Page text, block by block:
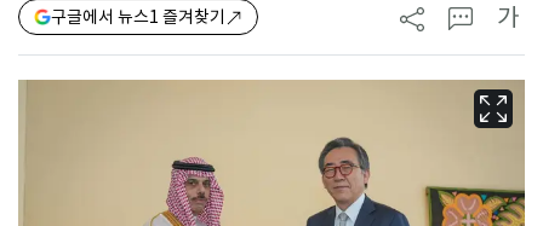
구글에서 뉴스1 즐겨찾기 가